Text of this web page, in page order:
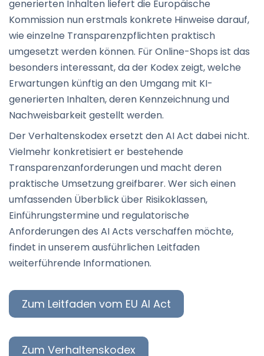
generierten Inhalten liefert die Europäische
Kommission nun erstmals konkrete Hinweise darauf,
wie einzelne Transparenzpflichten praktisch
umgesetzt werden können. Für Online-Shops ist das
besonders interessant, da der Kodex zeigt, welche
Erwartungen künftig an den Umgang mit KI-
generierten Inhalten, deren Kennzeichnung und
Nachweisbarkeit gestellt werden.
Der Verhaltenskodex ersetzt den AI Act dabei nicht.
Vielmehr konkretisiert er bestehende
Transparenzanforderungen und macht deren
praktische Umsetzung greifbarer. Wer sich einen
umfassenden Überblick über Risikoklassen,
Einführungstermine und regulatorische
Anforderungen des AI Acts verschaffen möchte,
findet in unserem ausführlichen Leitfaden
weiterführende Informationen.
Zum Leitfaden vom EU AI Act
Zum Verhaltenskodex